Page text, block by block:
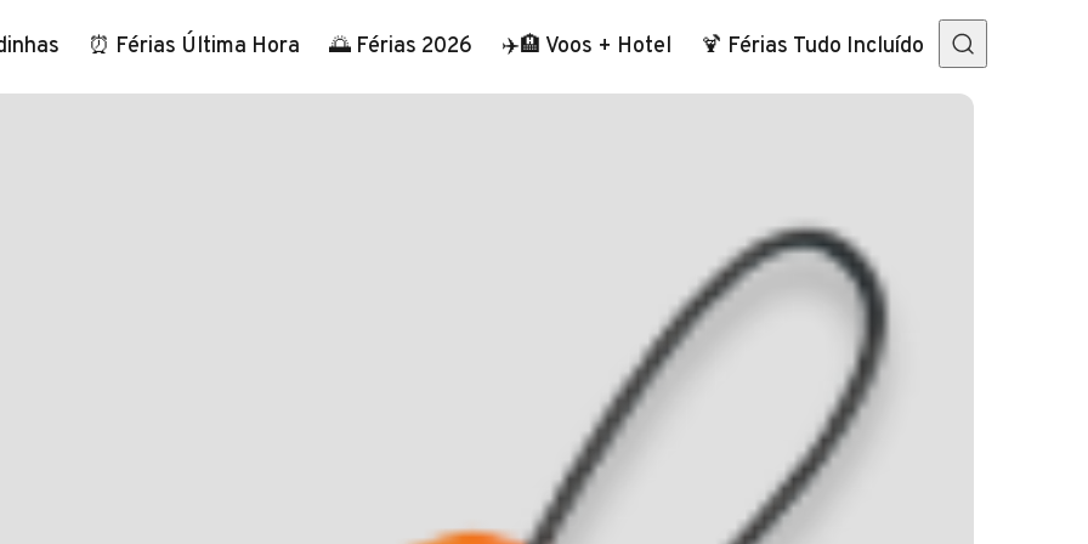
⏰ Férias Última Hora 🌅 Férias 2026 ✈️🏨 Voos + Hotel 🍹 Férias Tudo Incluído